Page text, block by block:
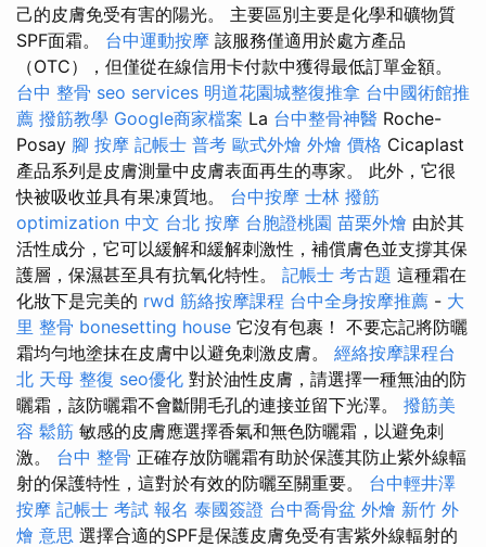
己的皮膚免受有害的陽光。 主要區別主要是化學和礦物質
SPF面霜。 台中運動按摩 該服務僅適用於處方產品
（OTC），但僅從在線信用卡付款中獲得最低訂單金額。
台中 整骨 seo services 明道花園城整復推拿 台中國術館推
薦 撥筋教學 Google商家檔案 La 台中整骨神醫 Roche-
Posay 腳 按摩 記帳士 普考 歐式外燴 外燴 價格 Cicaplast
產品系列是皮膚測量中皮膚表面再生的專家。 此外，它很
快被吸收並具有果凍質地。 台中按摩 士林 撥筋
optimization 中文 台北 按摩 台胞證桃園 苗栗外燴 由於其
活性成分，它可以緩解和緩解刺激性，補償膚色並支撐其保
護層，保濕甚至具有抗氧化特性。 記帳士 考古題 這種霜在
化妝下是完美的 rwd 筋絡按摩課程 台中全身按摩推薦 - 大
里 整骨 bonesetting house 它沒有包裹！ 不要忘記將防曬
霜均勻地塗抹在皮膚中以避免刺激皮膚。 經絡按摩課程台
北 天母 整復 seo優化 對於油性皮膚，請選擇一種無油的防
曬霜，該防曬霜不會斷開毛孔的連接並留下光澤。 撥筋美
容 鬆筋 敏感的皮膚應選擇香氣和無色防曬霜，以避免刺
激。 台中 整骨 正確存放防曬霜有助於保護其防止紫外線輻
射的保護特性，這對於有效的防曬至關重要。 台中輕井澤
按摩 記帳士 考試 報名 泰國簽證 台中喬骨盆 外燴 新竹 外
燴 意思 選擇合適的SPF是保護皮膚免受有害紫外線輻射的